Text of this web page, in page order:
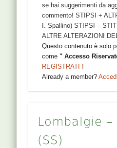
se hai suggerimenti da
commento! STIPSI +
I. Spallino) STIPSI –
ALTRE ALTERAZIONI
Questo contenuto è solo
come" Accesso
REGISTRATI !
Already a member?Accedi
Lombalgie
(SS)